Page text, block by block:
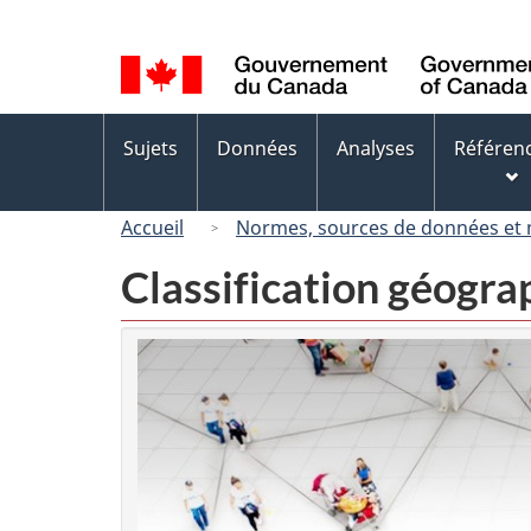
de
la
langue
des
Sujets Données Analyses
Accueil Normes, sources de données et
Classification